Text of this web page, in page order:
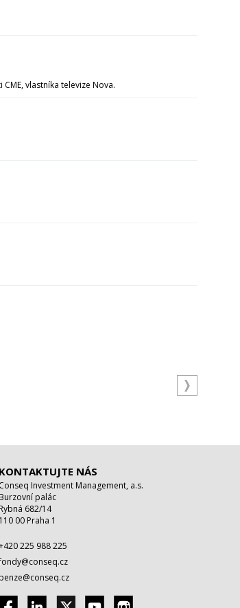
vlastníka televize Nova.
KONTAKTUJTE NÁS
Conseq Investment Management, a.s.
Burzovní palác
Rybná 682/14
110 00 Praha 1
225 988 225
penze@conseq.cz